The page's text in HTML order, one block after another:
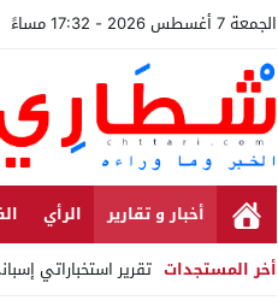
الجمعة 7 أغسطس 2026 - 17:32 مساءً
أخبار و تقارير الرأي
أخر المستجدات تقرير استخباراتي إسباني